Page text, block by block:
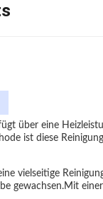
über eine
ist diese
vielseitige
gewachsen.Mit